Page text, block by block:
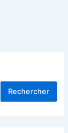
Rechercher